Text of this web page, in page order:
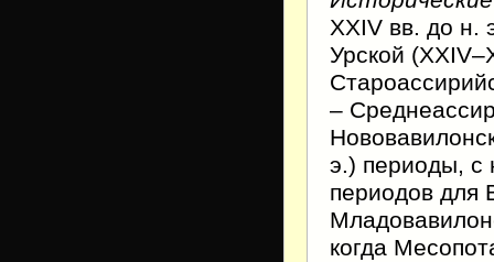
XXIV вв. до н.
Урской
–
э.) периоды, с
периодов для
когда